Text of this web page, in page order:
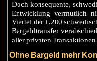
Doch konsequente,
Entwicklung vermutlich
Viertel der 1.200
Bargeldtransfer
aller privaten
Ohne Bargeld mehr